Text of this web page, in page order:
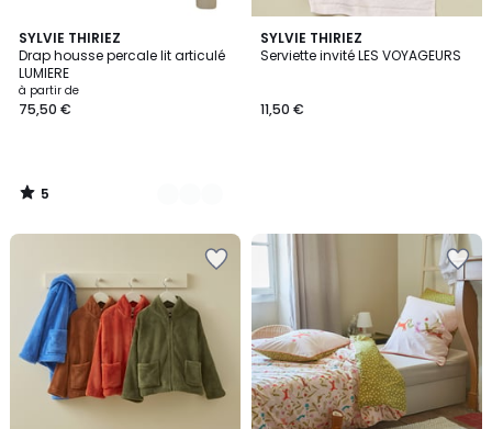
SYLVIE THIRIEZ
Drap housse percale lit articulé
LUMIERE
à partir de
75,50 €
5
/
5
16
Couleurs
5
/
SYLVIE THIRIEZ
Serviette invité LES VOYAGEURS
11,50 €